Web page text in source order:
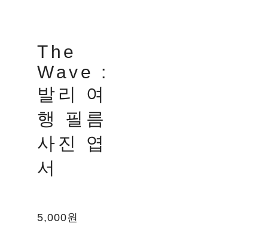
The
Wave :
발리 여
행 필름
사진 엽
서
5,000원